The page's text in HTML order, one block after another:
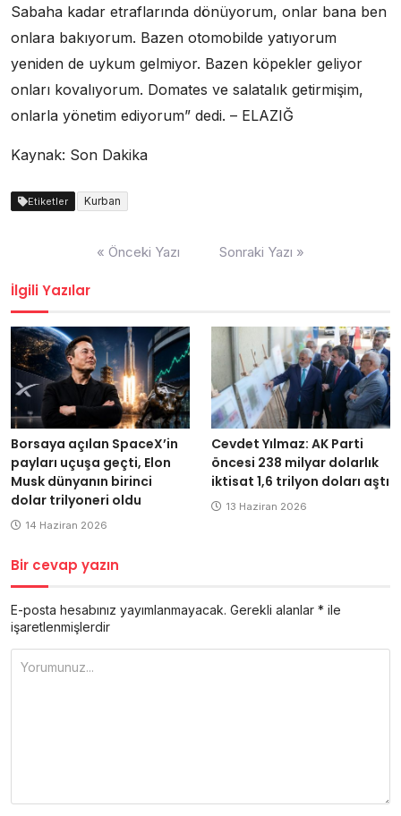
Sabaha kadar etraflarında dönüyorum, onlar bana ben
onlara bakıyorum. Bazen otomobilde yatıyorum
yeniden de uykum gelmiyor. Bazen köpekler geliyor
onları kovalıyorum. Domates ve salatalık getirmişim,
onlarla yönetim ediyorum” dedi. – ELAZIĞ
Kaynak: Son Dakika
Etiketler Kurban
« Önceki Yazı Sonraki Yazı »
İlgili Yazılar
Borsaya açılan SpaceX’in
payları uçuşa geçti, Elon
Musk dünyanın birinci
dolar trilyoneri oldu
14 Haziran 2026
Cevdet Yılmaz: AK Parti
öncesi 238 milyar dolarlık
iktisat 1,6 trilyon doları aştı
13 Haziran 2026
Bir cevap yazın
E-posta hesabınız yayımlanmayacak. Gerekli alanlar * ile
işaretlenmişlerdir